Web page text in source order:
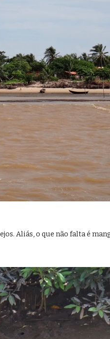
Aliás, o que não falta é